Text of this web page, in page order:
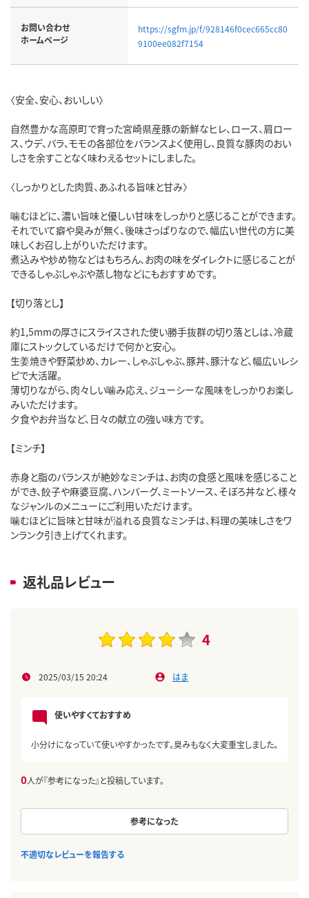
お問い合わせ
ホームページ
https://sgfm.jp/f/928146f0cec665cc80
9100ee082f7154
〈安全、安心、おいしい〉
自然豊かな高原町で育った宮崎県産豚の新鮮なヒレ、ロース、肩ロー
ス、ウデ、バラ、モモの各部位をバランスよく使用し、良質な豚肉のおい
しさを余すことなく味わえるセットにしました。
〈しっかりとした肉質、あふれる旨味と甘み〉
噛むほどに、濃い旨味と優しい甘味をしっかりと感じることができます。
それでいて癖や臭みが無く、後味さっぱりなので、幅広い世代の方に美
味しくお召し上がりいただけます。
煮込みや炒め物などはもちろん、お肉の味をダイレクトに感じることが
できるしゃぶしゃぶや蒸し物などにもおすすめです。
【切り落とし】
約1,5mmの厚さにスライスされた使い勝手抜群の切り落としは、冷蔵
庫にストックしているだけで何かと安心。
生姜焼きや野菜炒め、カレー、しゃぶしゃぶ、豚丼、豚汁など、幅広いレシ
ピで大活躍。
薄切りながら、肉々しい噛み応え、ジューシーな風味をしっかりお楽し
みいただけます。
夕食やお弁当など、日々の献立の強い味方です。
【ミンチ】
赤身と脂のバランスが絶妙なミンチは、お肉の食感と風味を感じること
ができ、餃子や麻婆豆腐、ハンバーグ、ミートソース、そぼろ丼など、様々
なジャンルのメニューにご利用いただけます。
噛むほどに旨味と甘味が溢れる良質なミンチは、料理の美味しさをワ
ンランク引き上げてくれます。
返礼品レビュー
4
2025/03/15 20:24 はま
使いやすくておすすめ
小分けになっていて使いやすかったです。臭みもなく大変重宝しました。
0人が『参考になった』と投稿しています。
参考になった
不適切なレビューを報告する